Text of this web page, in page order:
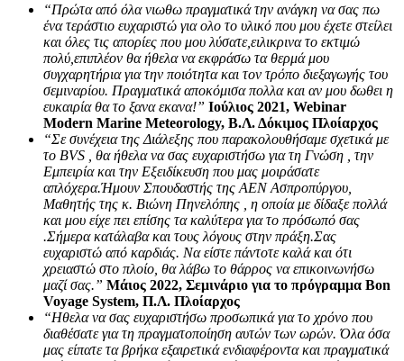
“Πρώτα από όλα νιωθω πραγματικά την ανάγκη να σας πω
ένα τεράστιο ευχαριστώ για ολο το υλικό που μου έχετε στείλει
και όλες τις απορίες που μου λύσατε,ειλικρινα το εκτιμώ
πολύ,επιπλέον θα ήθελα να εκφράσω τα θερμά μου
συγχαρητήρια για την ποιότητα και τον τρόπο διεξαγωγής του
σεμιναρίου. Πραγματικά αποκόμισα πολλα και αν μου δωθει η
ευκαιρία θα το ξανα εκανα!” Ιούλιος 2021, Webinar
Modern Marine Meteorology, Β.Λ. Δόκιμος Πλοίαρχος
“Σε συνέχεια της Διάλεξης που παρακολουθήσαμε σχετικά με
το BVS , θα ήθελα να σας ευχαριστήσω για τη Γνώση , την
Εμπειρία και την Εξειδίκευση που μας μοιράσατε
απλόχερα.Ήμουν Σπουδαστής της ΑΕΝ Ασπροπύργου,
Μαθητής της κ. Βιώνη Πηνελόπης , η οποία με δίδαξε πολλά
και μου είχε πει επίσης τα καλύτερα για το πρόσωπό σας
.Σήμερα κατάλαβα και τους λόγους στην πράξη.Σας
ευχαριστώ από καρδιάς. Να είστε πάντοτε καλά και ότι
χρειαστώ στο πλοίο, θα λάβω το θάρρος να επικοινωνήσω
μαζί σας.” Μάιος 2022, Σεμινάριο για το πρόγραμμα Bon
Voyage System, Π.Λ. Πλοίαρχος
“Ηθελα να σας ευχαριστήσω προσωπικά για το χρόνο που
διαθέσατε για τη πραγματοποίηση αυτών των ωρών. Όλα όσα
μας είπατε τα βρήκα εξαιρετικά ενδιαφέροντα και πραγματικά